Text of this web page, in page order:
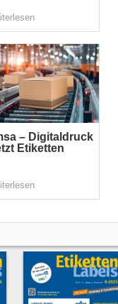
– Digitaldruck
Etiketten